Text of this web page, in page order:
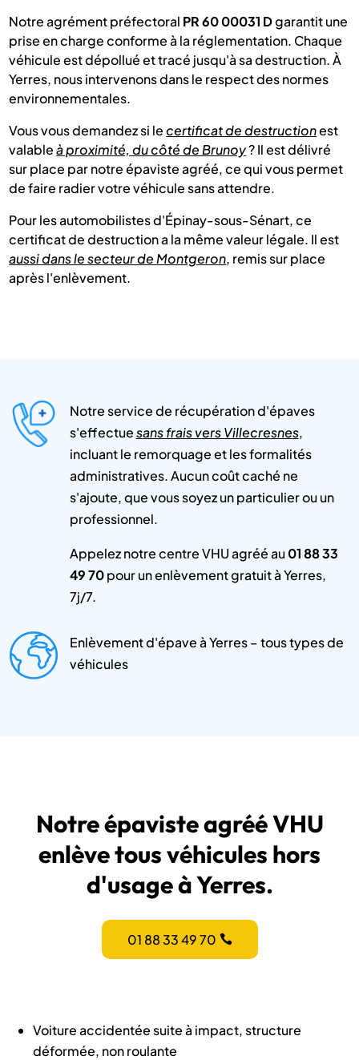
Notre agrément préfectoral PR 60 00031 Dgarantit une
prise en charge conforme à la réglementation. Chaque
véhicule est dépollué et tracé jusqu'à sa destruction. À
Yerres, nous intervenons dans le respect des normes
environnementales.
Vous vous demandez si lecertificat de destructionest
valableà proximité, du côté de Brunoy? Il est délivré
sur place par notre épaviste agréé, ce qui vous permet
de faire radier votre véhicule sans attendre.
Pour les automobilistes d'Épinay-sous-Sénart, ce
certificat de destruction a la même valeur légale. Il est
aussi dans le secteur de Montgeron, remis sur place
après l'enlèvement.
Notre service de récupération d'épaves
s'effectuesans frais vers Villecresnes,
incluant le remorquage et les formalités
administratives. Aucun coût caché ne
s'ajoute, que vous soyez un particulier ou un
professionnel.
Appelez notre centre VHU agréé au01 88 33
49 70pour un enlèvement gratuit à Yerres,
7j/7.
Enlèvement d'épave à Yerres – tous types de
véhicules
Notre épaviste agréé VHU
enlève tous véhicules hors
d'usage à Yerres.
01 88 33 49 70
Voiture accidentée suite à impact, structure
déformée, non roulante